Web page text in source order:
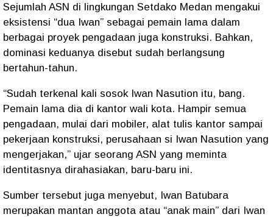
Sejumlah ASN di lingkungan Setdako Medan mengakui
eksistensi “dua Iwan” sebagai pemain lama dalam
berbagai proyek pengadaan juga konstruksi. Bahkan,
dominasi keduanya disebut sudah berlangsung
bertahun-tahun.
“Sudah terkenal kali sosok Iwan Nasution itu, bang.
Pemain lama dia di kantor wali kota. Hampir semua
pengadaan, mulai dari mobiler, alat tulis kantor sampai
pekerjaan konstruksi, perusahaan si Iwan Nasution yang
mengerjakan,” ujar seorang ASN yang meminta
identitasnya dirahasiakan, baru-baru ini.
Sumber tersebut juga menyebut, Iwan Batubara
merupakan mantan anggota atau “anak main” dari Iwan